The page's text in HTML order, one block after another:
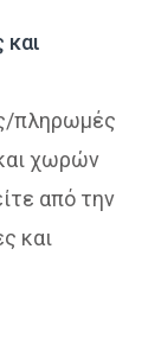
και
πληρωμές
χωρών
από την
και